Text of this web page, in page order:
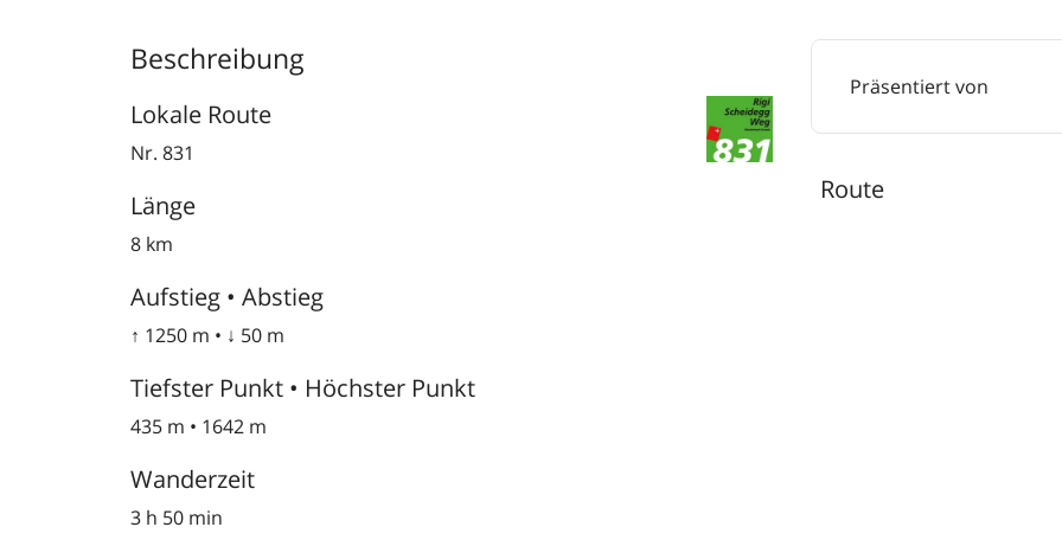
Beschreibung
Lokale Route
Nr. 831
Länge
8 km
Aufstieg • Abstieg
↑ 1250 m • ↓ 50 m
Tiefster Punkt • Höchster Punkt
435 m • 1642 m
Wanderzeit
3 h 50 min
Präsentiert von
Route